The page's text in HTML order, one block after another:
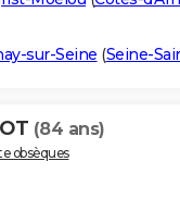
sur-Seine (Seine-
(84 ans)
obsèques